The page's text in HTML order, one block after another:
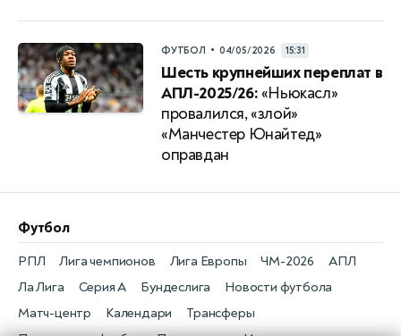
ФУТБОЛ • 04/05/2026 15:31
Шесть крупнейших переплат в
АПЛ-2025/26:«Ньюкасл»
провалился, «злой»
«Манчестер Юнайтед»
оправдан
Футбол
Новости футбола
РПЛ
Матч-центр
Лига чемпионов
Календари
Лига Европы
Трансферы
ЧМ-2026 АПЛ
Ла Лига Серия А Бундеслига